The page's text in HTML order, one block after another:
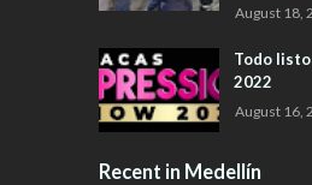
August 18,
Todo listo
2022
August 16,
Recent in Medellín